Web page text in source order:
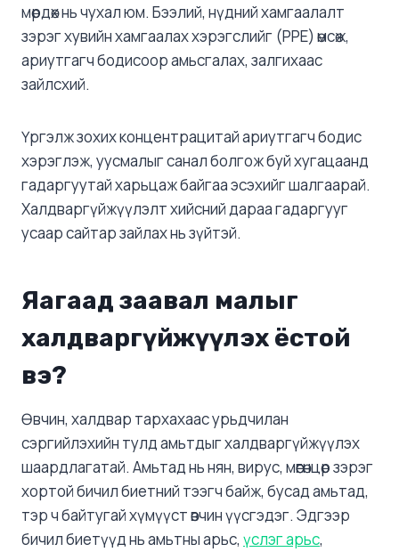
мөрдөх нь чухал юм. Бээлий, нүдний хамгаалалт
зэрэг хувийн хамгаалах хэрэгслийг (PPE) өмсөж,
ариутгагч бодисоор амьсгалах, залгихаас
зайлсхий.
Үргэлж зохих концентрацитай ариутгагч бодис
хэрэглэж, уусмалыг санал болгож буй хугацаанд
гадаргуутай харьцаж байгаа эсэхийг шалгаарай.
Халдваргүйжүүлэлт хийсний дараа гадаргууг
усаар сайтар зайлах нь зүйтэй.
Яагаад заавал малыг
халдваргүйжүүлэх ёстой
вэ?
Өвчин, халдвар тархахаас урьдчилан
сэргийлэхийн тулд амьтдыг халдваргүйжүүлэх
шаардлагатай. Амьтад нь нян, вирус, мөөгөнцөр зэрэг
хортой бичил биетний тээгч байж, бусад амьтад,
тэр ч байтугай хүмүүст өвчин үүсгэдэг. Эдгээр
бичил биетүүд нь амьтны арьс, үслэг арьс,